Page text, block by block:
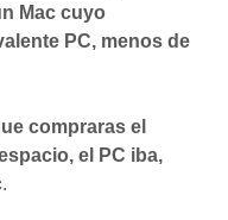
Mac cuyo
PC, menos de
compraras el
el PC iba,
.